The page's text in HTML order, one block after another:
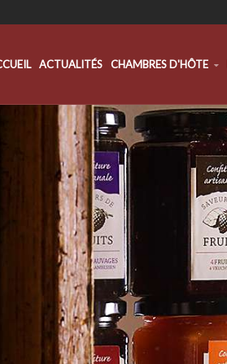
ACTUALITÉS CHAMBRES D'HÔTE